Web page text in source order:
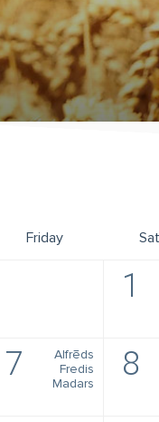
Friday
1
7
Alfrēds
Fredis
Madars
8